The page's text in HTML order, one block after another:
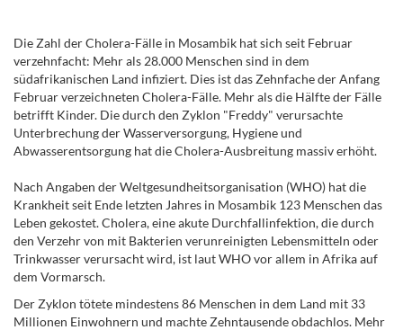
Die Zahl der Cholera-Fälle in Mosambik hat sich seit Februar
verzehnfacht: Mehr als 28.000 Menschen sind in dem
südafrikanischen Land infiziert. Dies ist das Zehnfache der Anfang
Februar verzeichneten Cholera-Fälle. Mehr als die Hälfte der Fälle
betrifft Kinder. Die durch den Zyklon "Freddy" verursachte
Unterbrechung der Wasserversorgung, Hygiene und
Abwasserentsorgung hat die Cholera-Ausbreitung massiv erhöht.
Nach Angaben der Weltgesundheitsorganisation (WHO) hat die
Krankheit seit Ende letzten Jahres in Mosambik 123 Menschen das
Leben gekostet. Cholera, eine akute Durchfallinfektion, die durch
den Verzehr von mit Bakterien verunreinigten Lebensmitteln oder
Trinkwasser verursacht wird, ist laut WHO vor allem in Afrika auf
dem Vormarsch.
Der Zyklon tötete mindestens 86 Menschen in dem Land mit 33
Millionen Einwohnern und machte Zehntausende obdachlos. Mehr